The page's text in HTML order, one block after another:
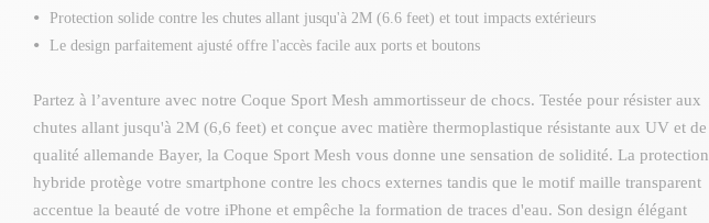
Protection solide contre les chutes allant jusqu'à 2M (6.6 feet) et tout impacts extérieurs
Le design parfaitement ajusté offre l'accès facile aux ports et boutons
Partez à l’aventure avec notre Coque Sport Mesh ammortisseur de chocs. Testée pour résister aux
chutes allant jusqu'à 2M (6,6 feet) et conçue avec matière thermoplastique résistante aux UV et de
qualité allemande Bayer, la Coque Sport Mesh vous donne une sensation de solidité. La protection
hybride protège votre smartphone contre les chocs externes tandis que le motif maille transparent
accentue la beauté de votre iPhone et empêche la formation de traces d'eau. Son design élégant